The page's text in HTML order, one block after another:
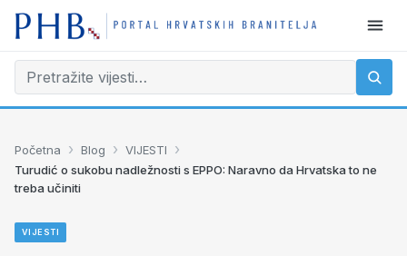
Početna › Blog › VIJESTI ›
Turudić o sukobu nadležnosti s EPPO: Naravno da Hrvatska to ne
treba učiniti
VIJESTI